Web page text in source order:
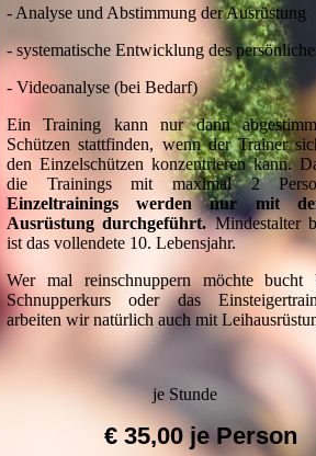
- Analyse und Abstimmung der Ausrüstung
- systematische Entwicklung des
- Videoanalyse (bei Bedarf)
Ein Training kann nur dann
Schützen stattfinden, wenn der Trainer
den Einzelschützen konzentrieren kann.
die Trainings mit maximal 2
Einzeltrainings werden nur mit
Ausrüstung durchgeführt.Mindestalter
ist das vollendete 10. Lebensjahr.
Wer mal reinschnuppern möchte bucht
Schnupperkurs oder das
arbeiten wir natürlich auch mit
je Stunde
€ 35,00 je Person